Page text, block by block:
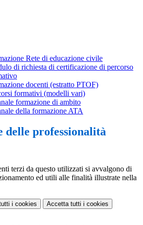
Rete di educazione civile
di richiesta di certificazione di percorso
docenti (estratto PTOF)
formativi (modelli vari)
formazione di ambito
della formazione ATA
delle professionalità
terzi da questo utilizzati si avvalgono di
ed utili alle finalità illustrate nella
i cookies Accetta tutti i cookies